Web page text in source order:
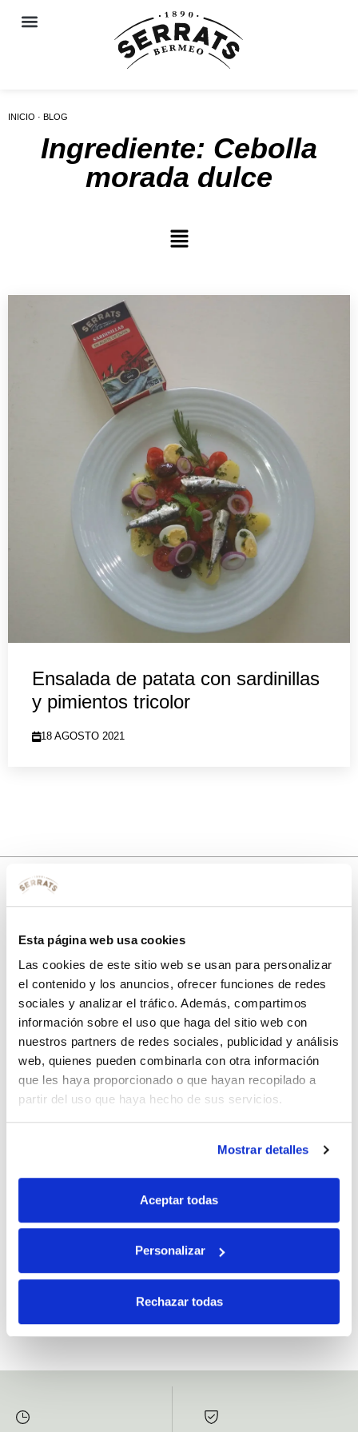
Esta página web usa cookies
Las cookies de este sitio web se usan para personalizar
el contenido y los anuncios, ofrecer funciones de redes
sociales y analizar el tráfico. Además, compartimos
información sobre el uso que haga del sitio web con
nuestros partners de redes sociales, publicidad y análisis
web, quienes pueden combinarla con otra información
que les haya proporcionado o que hayan recopilado a
partir del uso que haya hecho de sus servicios.
Mostrar detalles
Aceptar todas
Personalizar
Rechazar todas
INICIO · BLOG
Ingrediente: Cebolla
morada dulce
Ensalada de patata con sardinillas
y pimientos tricolor
18 AGOSTO 2021
con tu primera compra.
Apúntatea nuestra newsletter para recibir nuestras ofertas
disfruta de
un 10% de descuento en tu primera compra.
Si, he leído y acepto la política de protección de datos.
fines comerciales, legitimación: consentimiento, destinatarios: proveedor de
mensajería online, derechos: Acceder, rectificar y suprimir los datos, así como
otros derechos, como se explica en la información adicional.